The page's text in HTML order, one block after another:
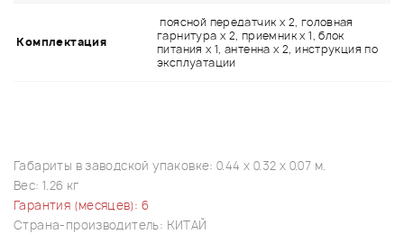
Комплектация
поясной передатчик x 2, головная
гарнитура х 2, приемник x 1, блок
питания x 1, антенна х 2, инструкция по
эксплуатации
Габариты в заводской упаковке: 0.44 x 0.32 x 0.07 м.
Вес: 1.26 кг
Гарантия (месяцев): 6
Страна-производитель: КИТАЙ